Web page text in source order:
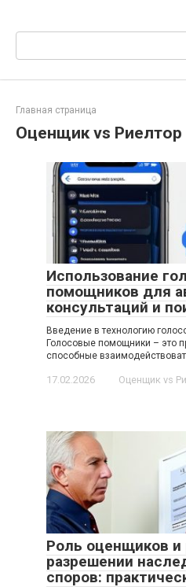
Поиск:
Главная страница
Оценщик vs Риелтор
Использование
помощников для
консультаций и
Введение в технологию
Голосовые помощники – это
способные
17.02.2026 Оценщик vs
Роль оценщиков и
разрешении
споров: